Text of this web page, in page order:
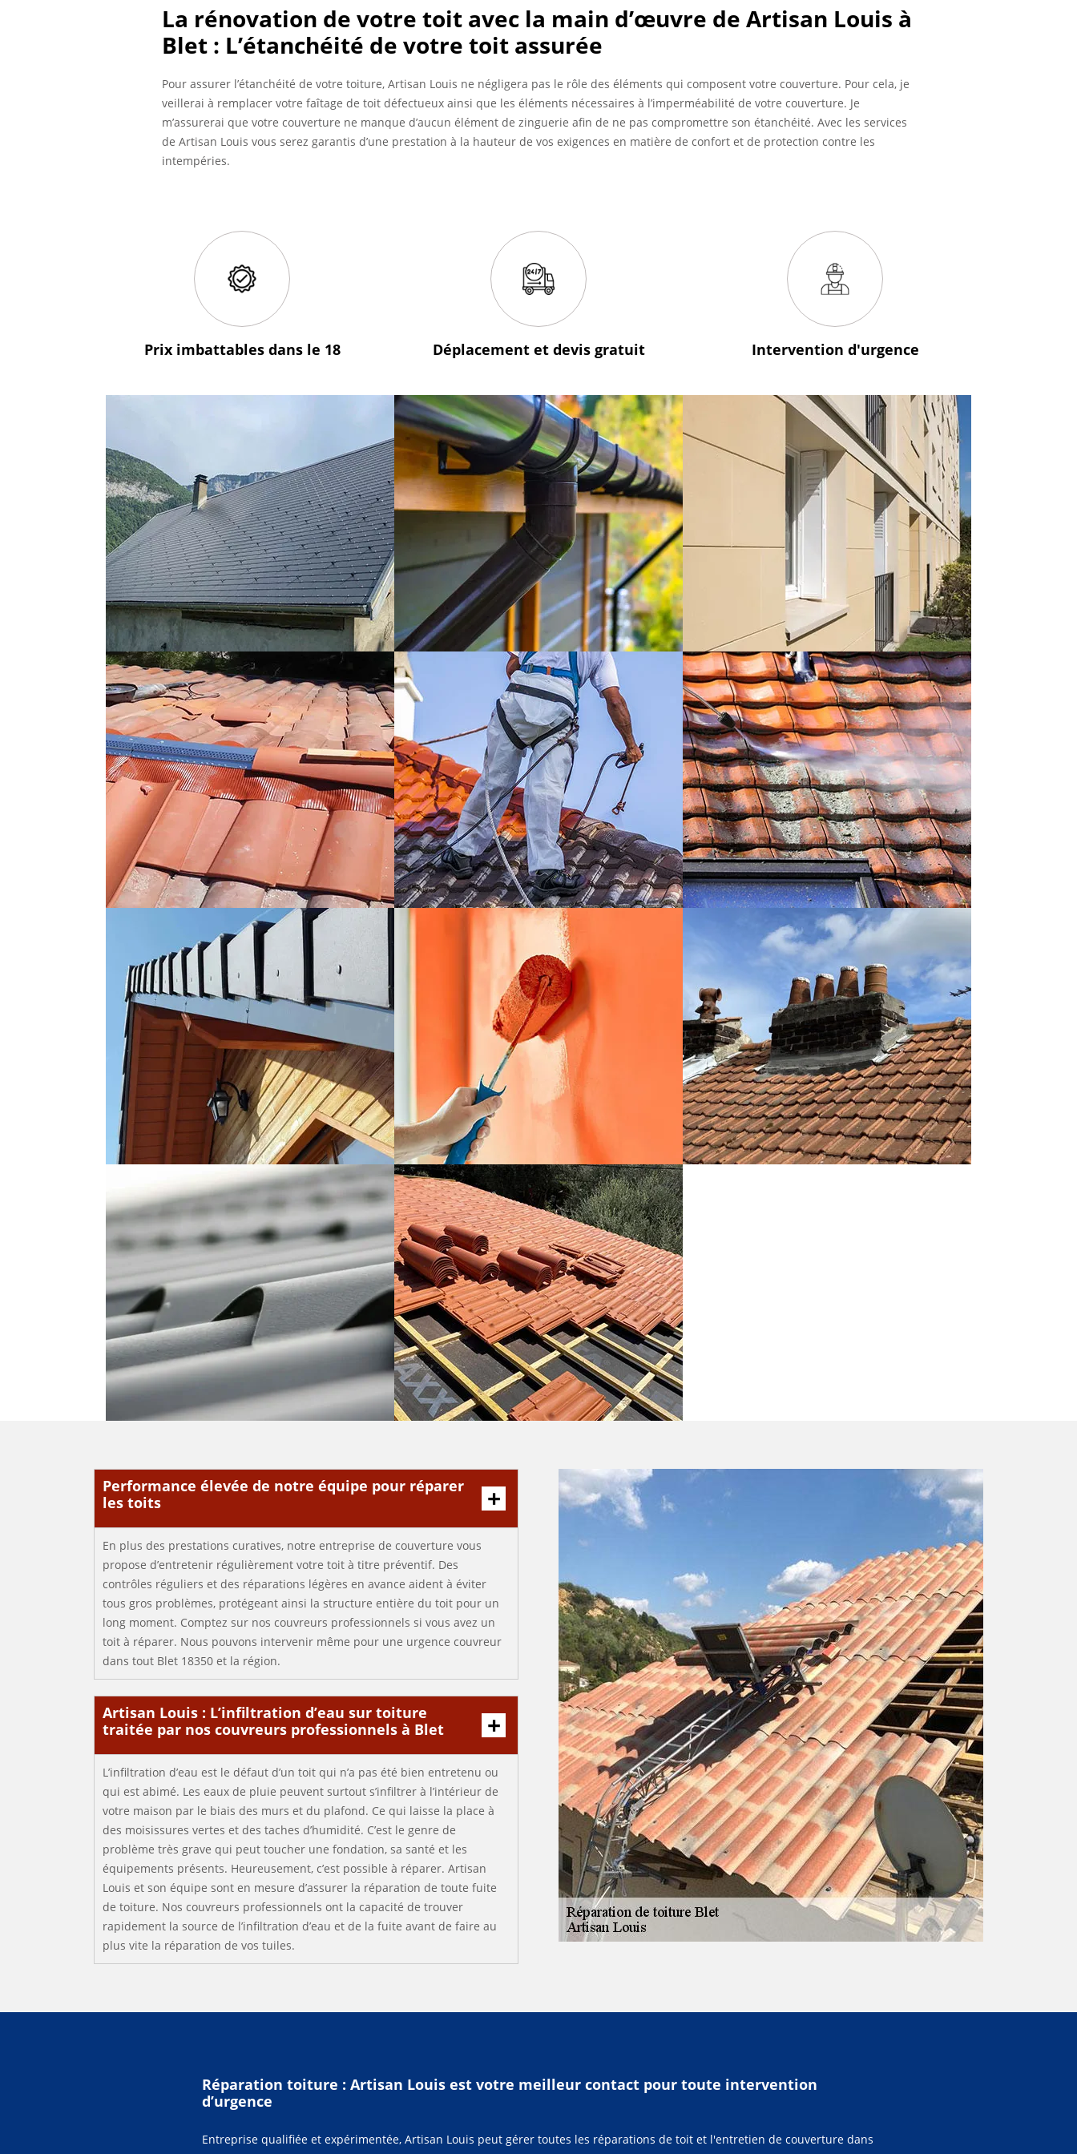
La rénovation de votre toit avec la main d’œuvre de Artisan Louis à
Blet : L’étanchéité de votre toit assurée
Pour assurer l’étanchéité de votre toiture, Artisan Louis ne négligera pas le rôle des éléments qui composent votre couverture. Pour cela, je
veillerai à remplacer votre faîtage de toit défectueux ainsi que les éléments nécessaires à l’imperméabilité de votre couverture. Je
m’assurerai que votre couverture ne manque d’aucun élément de zinguerie afin de ne pas compromettre son étanchéité. Avec les services
de Artisan Louis vous serez garantis d’une prestation à la hauteur de vos exigences en matière de confort et de protection contre les
intempéries.
Prix imbattables dans le 18 Déplacement et devis gratuit Intervention d'urgence
Performance élevée de notre équipe pour réparer
les toits
En plus des prestations curatives, notre entreprise de couverture vous
propose d’entretenir régulièrement votre toit à titre préventif. Des
contrôles réguliers et des réparations légères en avance aident à éviter
tous gros problèmes, protégeant ainsi la structure entière du toit pour un
long moment. Comptez sur nos couvreurs professionnels si vous avez un
toit à réparer. Nous pouvons intervenir même pour une urgence couvreur
dans tout Blet 18350 et la région.
Artisan Louis : L’infiltration d’eau sur toiture
traitée par nos couvreurs professionnels à Blet
L’infiltration d’eau est le défaut d’un toit qui n’a pas été bien entretenu ou
qui est abimé. Les eaux de pluie peuvent surtout s’infiltrer à l’intérieur de
votre maison par le biais des murs et du plafond. Ce qui laisse la place à
des moisissures vertes et des taches d’humidité. C’est le genre de
problème très grave qui peut toucher une fondation, sa santé et les
équipements présents. Heureusement, c’est possible à réparer. Artisan
Louis et son équipe sont en mesure d’assurer la réparation de toute fuite
de toiture. Nos couvreurs professionnels ont la capacité de trouver
rapidement la source de l’infiltration d’eau et de la fuite avant de faire au
plus vite la réparation de vos tuiles.
Réparation toiture : Artisan Louis est votre meilleur contact pour toute intervention
d’urgence
Entreprise qualifiée et expérimentée, Artisan Louis peut gérer toutes les réparations de toit et l'entretien de couverture dans